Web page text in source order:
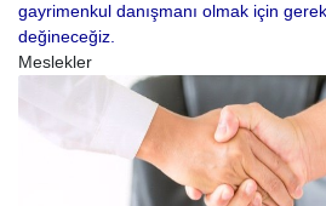
gayrimenkul danışmanı olmak için
değineceğiz.
Meslekler